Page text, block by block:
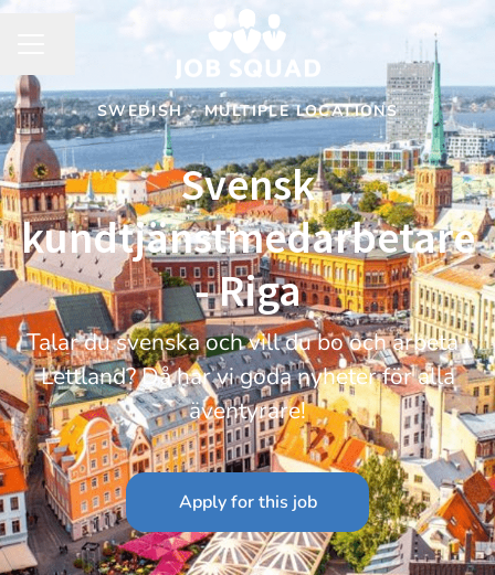
SWEDISH · MULTIPLE LOCATIONS
Svensk
kundtjänstmedarbetare
- Riga
Talar du svenska och vill du bo och arbeta i
Lettland? Då har vi goda nyheter för alla
äventyrare!
Apply for this job